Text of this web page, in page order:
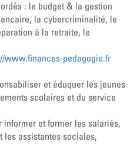
: le budget & la gestion
la cybercriminalité, le
à la retraite, le
www.finances-pedagogie.fr
et éduquer les jeunes
scolaires et du service
informer et former les salariés,
les assistantes sociales,